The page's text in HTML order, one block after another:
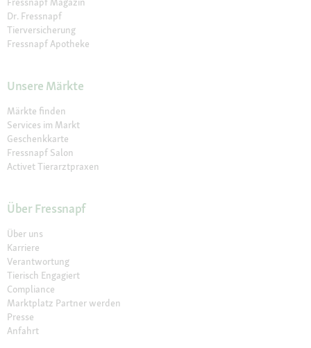
Dr. Fressnapf
Tierversicherung
Fressnapf Apotheke
Unsere Märkte
Märkte finden
Services im Markt
Geschenkkarte
Fressnapf Salon
Activet Tierarztpraxen
Über Fressnapf
Über uns
Karriere
Verantwortung
Tierisch Engagiert
Compliance
Marktplatz Partner werden
Presse
Anfahrt